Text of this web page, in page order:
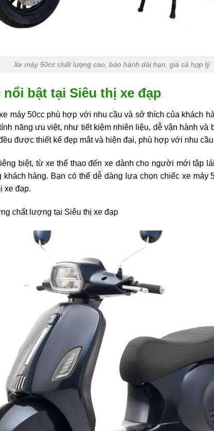
Xe máy 50cc chất lượng cao, bảo hành dài hạn, giá cả hợp lý
nổi bật tại Siêu thị xe đạp
máy 50cc phù hợp với nhu cầu và sở thích của khách
năng ưu việt, như tiết kiệm nhiên liệu, dễ vận hành và
được thiết kế đẹp mắt và hiện đại, phù hợp với nhu
biệt, từ xe thể thao đến xe dành cho người mới tập
hàng. Bạn có thể dễ dàng lựa chọn chiếc xe máy
xe đạp.
chất lượng tại Siêu thị xe đạp